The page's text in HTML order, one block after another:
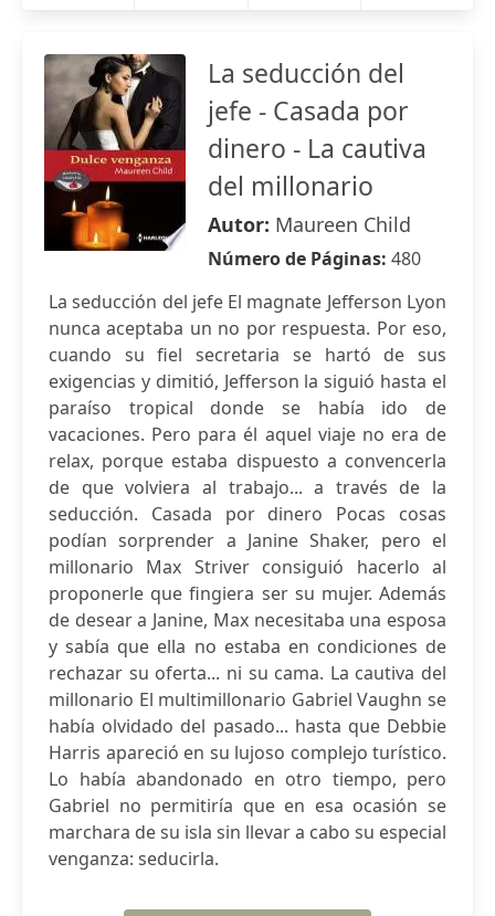
La seducción del
jefe - Casada por
dinero - La cautiva
del millonario
Autor: Maureen Child
Número de Páginas: 480
La seducción del jefe El magnate Jefferson Lyon
nunca aceptaba un no por respuesta. Por eso,
cuando su fiel secretaria se hartó de sus
exigencias y dimitió, Jefferson la siguió hasta el
paraíso tropical donde se había ido de
vacaciones. Pero para él aquel viaje no era de
relax, porque estaba dispuesto a convencerla
de que volviera al trabajo... a través de la
seducción. Casada por dinero Pocas cosas
podían sorprender a Janine Shaker, pero el
millonario Max Striver consiguió hacerlo al
proponerle que fingiera ser su mujer. Además
de desear a Janine, Max necesitaba una esposa
y sabía que ella no estaba en condiciones de
rechazar su oferta... ni su cama. La cautiva del
millonario El multimillonario Gabriel Vaughn se
había olvidado del pasado... hasta que Debbie
Harris apareció en su lujoso complejo turístico.
Lo había abandonado en otro tiempo, pero
Gabriel no permitiría que en esa ocasión se
marchara de su isla sin llevar a cabo su especial
venganza: seducirla.